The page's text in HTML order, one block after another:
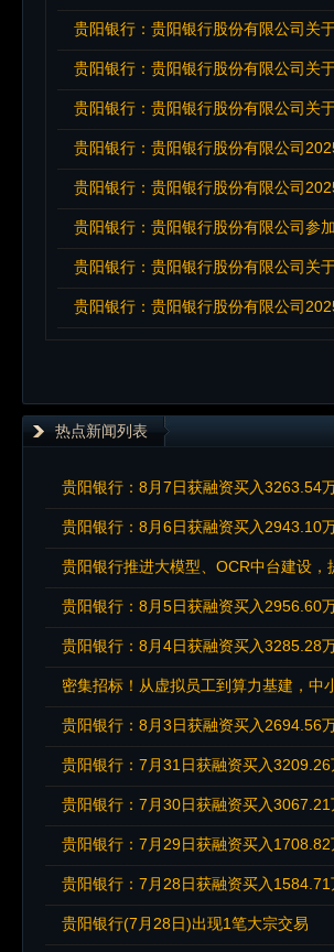
贵阳银行：贵阳银行股份有限公司关
贵阳银行：贵阳银行股份有限公司关
贵阳银行：贵阳银行股份有限公司关
贵阳银行：贵阳银行股份有限公司
贵阳银行：贵阳银行股份有限公司
贵阳银行：贵阳银行股份有限公司关
贵阳银行：贵阳银行股份有限公司
热点新闻列表
贵阳银行：8月7日获融资买入3263.54
贵阳银行：8月6日获融资买入2943.10
贵阳银行推进大模型、OCR中台建设
贵阳银行：8月5日获融资买入2956.60
贵阳银行：8月4日获融资买入3285.28
密集招标！从虚拟员工到算力基建，中
贵阳银行：8月3日获融资买入2694.56
贵阳银行：7月31日获融资买入3209.26
贵阳银行：7月30日获融资买入3067.21
贵阳银行：7月29日获融资买入1708.82
贵阳银行：7月28日获融资买入1584.71
贵阳银行(7月28日)出现1笔大宗交易